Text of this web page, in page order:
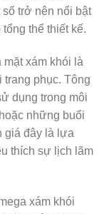
trở nên nổi bật
thể thiết kế.
mặt xám khói là
phục. Tông
dụng trong môi
những buổi
giá đây là lựa
thích sự lịch lãm
xám khói